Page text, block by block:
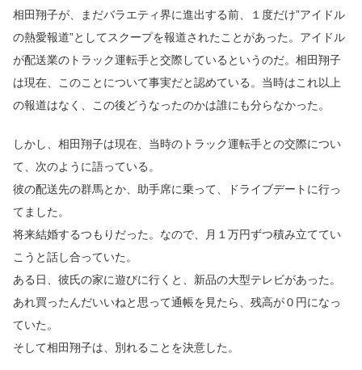
相田翔子が、まだバラエティ界に進出する前、１度だけ”アイドル
の熱愛報道”としてスクープを報道されたことがあった。アイドル
が配送業のトラック運転手と交際しているというのだ。相田翔子
は現在、このことについて事実だと認めている。当時はこれ以上
の報道はなく、この後どうなったのかは誰にも分らなかった。
しかし、相田翔子は現在、当時のトラック運転手との交際につい
て、次のように語っている。
彼の配送先の群馬とか、助手席に乗って、ドライブデートに行っ
てました。
将来結婚するつもりだった。なので、月１万円ずつ積み立ててい
こうと話し合っていた。
ある日、彼氏の家に遊びに行くと、新品の大型テレビがあった。
あれ買ったんだいいねと思って通帳を見たら、残高が０円になっ
ていた。
そして相田翔子は、別れることを決意した。